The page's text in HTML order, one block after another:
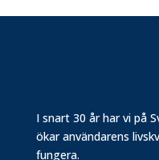
I snart 30 år har vi på
ökar användarens
fungera.